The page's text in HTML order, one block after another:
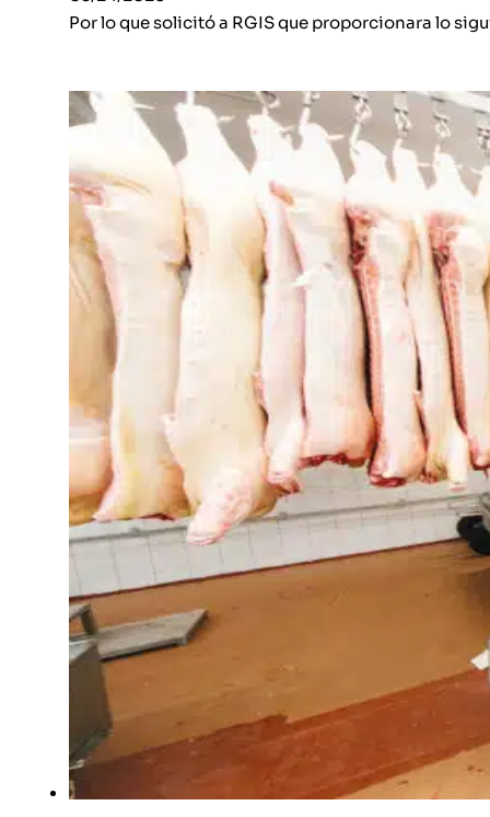
Por lo que solicitó a RGIS que proporcionara lo